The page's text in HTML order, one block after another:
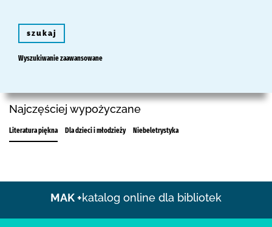
szukaj
Wyszukiwanie zaawansowane
Najczęściej wypożyczane
Literatura piękna Dla dzieci i młodzieży Niebeletrystyka
MAK +katalog online dla bibliotek